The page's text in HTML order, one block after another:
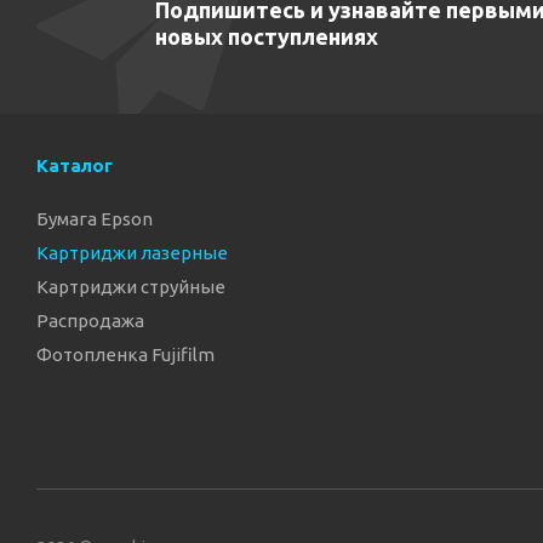
Подпишитесь и узнавайте
новых поступлениях
Каталог
Бумага Epson
Картриджи лазерные
Картриджи струйные
Распродажа
Фотопленка Fujifilm